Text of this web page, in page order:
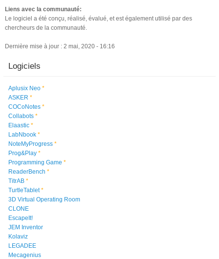
Liens avec la communauté:
Le logiciel a été conçu, réalisé, évalué, et est également utilisé par des
chercheurs de la communauté.
Dernière mise à jour : 2 mai, 2020 - 16:16
Logiciels
Aplusix Neo *
ASKER *
COCoNotes *
Collabots *
Elaastic *
LabNbook *
NoteMyProgress *
Prog&Play *
Programming Game *
ReaderBench *
TitrAB *
TurtleTablet *
3D Virtual Operating Room
CLONE
EscapeIt!
JEM Inventor
Kolaviz
LEGADEE
Mecagenius